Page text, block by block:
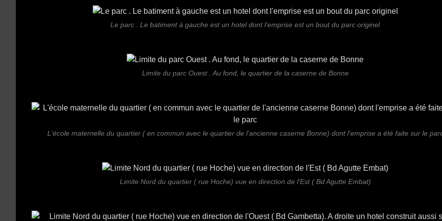
Le parc . Le batiment à gauche est un hotel dont l'emprise est un bout du parc originel
Limite du parc Ouest . Au fond, le quartier de la caserne de Bonne
L'école maternelle du quartier ( en commun avec le quartier de l'ancienne caserne Bonne) dont l'emprise a été faite sur le
Limite Nord du quartier ( rue Hoche) vue en direction de l'Est ( Bd Agutte Embat)